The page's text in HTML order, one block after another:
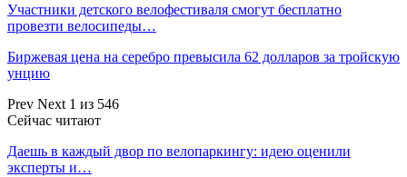
Участники детского велофестиваля смогут бесплатно
провезти велосипеды…
Биржевая цена на серебро превысила 62 долларов за тройскую
унцию
Prev Next 1 из 546
Сейчас читают
Даешь в каждый двор по велопаркингу: идею оценили
эксперты и…